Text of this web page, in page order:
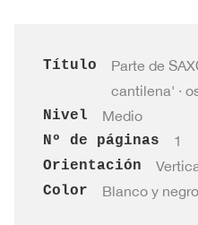
osm86#
TENOR
cantidad
Título
Parte de
cantilena' ·
Nivel
Medio
Nº de páginas
1
Orientación
Color
Blanco y negro